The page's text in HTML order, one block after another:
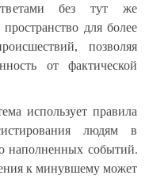
без тут же
для более
позволяя
от фактической
использует правила
людям в
наполненных событий.
к минувшему может